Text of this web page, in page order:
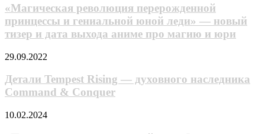
Талсы»
(видео)
перерожденной
принцессы
и
гениальной
леди»
новый
тизер
дата
«Магическая революция перерожденной
принцессы и гениальной юной леди» — новый
тизер и дата выхода аниме про магию и юри
Детали
Rising
—
духовного
Command
29.09.2022
Детали Tempest Rising — духовного наследника
Command & Conquer
«Провожающая
10.02.2024